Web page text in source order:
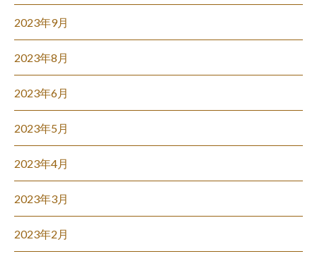
2023年9月
2023年8月
2023年6月
2023年5月
2023年4月
2023年3月
2023年2月